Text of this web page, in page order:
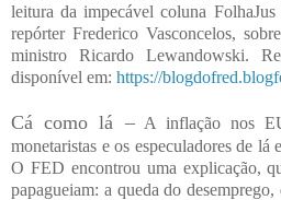
leitura da impecável coluna FolhaJus
repórter Frederico Vasconcelos,
ministro Ricardo Lewandowski.
disponível em: https://
Cá como lá –A inflação nos
monetaristas e os especuladores de lá
O FED encontrou uma explicação,
papagueiam: a queda do